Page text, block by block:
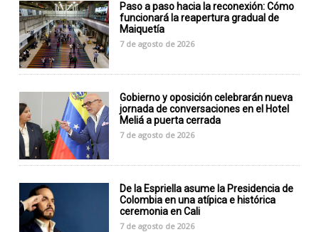
Paso a paso hacia la reconexión: Cómo
funcionará la reapertura gradual de
Maiquetía
7 de agosto de 2026
Gobierno y oposición celebrarán nueva
jornada de conversaciones en el Hotel
Meliá a puerta cerrada
7 de agosto de 2026
De la Espriella asume la Presidencia de
Colombia en una atípica e histórica
ceremonia en Cali
7 de agosto de 2026